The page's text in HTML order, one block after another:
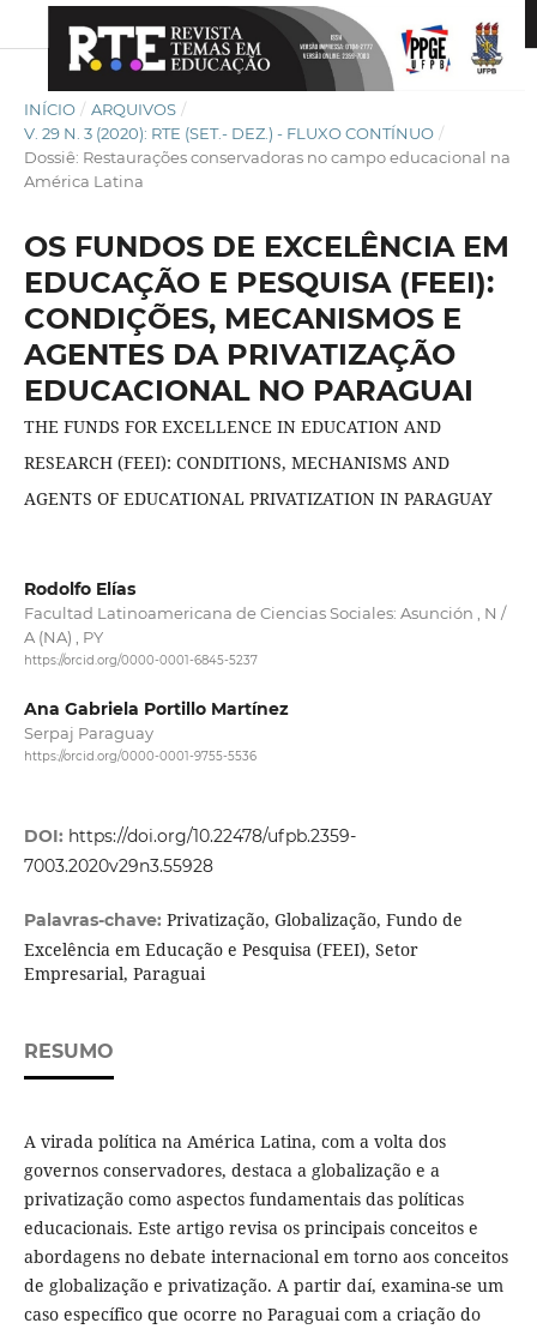
INÍCIO / ARQUIVOS /
V. 29 N. 3 (2020): RTE (SET.- DEZ.) - FLUXO CONTÍNUO /
Dossiê: Restaurações conservadoras no campo educacional na
América Latina
OS FUNDOS DE EXCELÊNCIA EM
EDUCAÇÃO E PESQUISA (FEEI):
CONDIÇÕES, MECANISMOS E
AGENTES DA PRIVATIZAÇÃO
EDUCACIONAL NO PARAGUAI
THE FUNDS FOR EXCELLENCE IN EDUCATION AND
RESEARCH (FEEI): CONDITIONS, MECHANISMS AND
AGENTS OF EDUCATIONAL PRIVATIZATION IN PARAGUAY
Rodolfo Elías
Facultad Latinoamericana de Ciencias Sociales: Asunción , N /
A (NA) , PY
https://orcid.org/0000-0001-6845-5237
Ana Gabriela Portillo Martínez
Serpaj Paraguay
https://orcid.org/0000-0001-9755-5536
DOI: https://doi.org/10.22478/ufpb.2359-
7003.2020v29n3.55928
Palavras-chave: Privatização, Globalização, Fundo de
Excelência em Educação e Pesquisa (FEEI), Setor
Empresarial, Paraguai
RESUMO
A virada política na América Latina, com a volta dos
governos conservadores, destaca a globalização e a
privatização como aspectos fundamentais das políticas
educacionais. Este artigo revisa os principais conceitos e
abordagens no debate internacional em torno aos conceitos
de globalização e privatização. A partir daí, examina-se um
caso específico que ocorre no Paraguai com a criação do